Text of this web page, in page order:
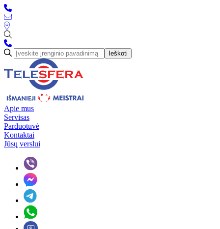
Ieškoti
Apie mus
Servisas
Parduotuvė
Kontaktai
Jūsų verslui